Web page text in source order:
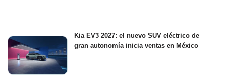
Kia EV3 2027: el nuevo SUV eléctrico de
gran autonomía inicia ventas en México